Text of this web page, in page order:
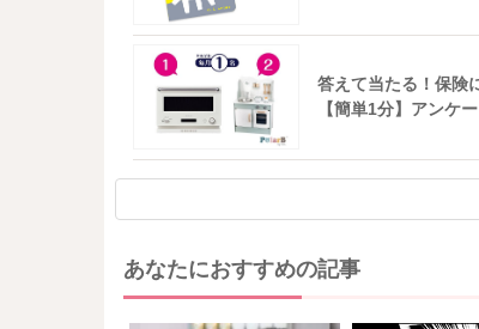
答えて当たる！保険
【簡単1分】アンケ
あなたにおすすめの記事